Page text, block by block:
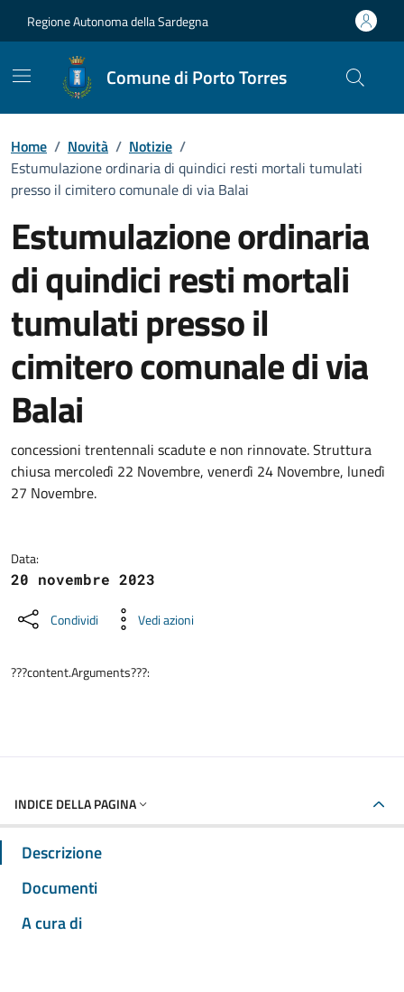
Regione Autonoma della Sardegna
Comune di Porto Torres
Home / Novità / Notizie /
Estumulazione ordinaria di quindici resti mortali tumulati
presso il cimitero comunale di via Balai
Estumulazione ordinaria
di quindici resti mortali
tumulati presso il
cimitero comunale di via
Balai
Dettagli della notizia
concessioni trentennali scadute e non rinnovate. Struttura
chiusa mercoledì 22 Novembre, venerdì 24 Novembre, lunedì
27 Novembre.
Data:
20 novembre 2023
Condividi Vedi azioni
???content.Arguments???:
INDICE DELLA PAGINA
Descrizione
Documenti
A cura di